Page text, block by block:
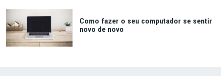
Como fazer o seu computador se sentir
novo de novo